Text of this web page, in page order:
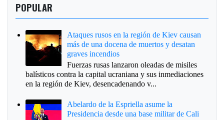
POPULAR
Ataques rusos en la región de Kiev causan
más de una docena de muertos y desatan
graves incendios
Fuerzas rusas lanzaron oleadas de misiles
balísticos contra la capital ucraniana y sus inmediaciones
en la región de Kiev, desencadenando v...
Abelardo de la Espriella asume la
Presidencia desde una base militar de Cali